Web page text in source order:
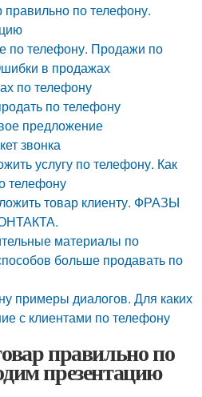
правильно по телефону.
по телефону. Продажи по
в продажах
по телефону
по телефону
предложение
звонка
услугу по телефону. Как
телефону
товар клиенту. ФРАЗЫ
материалы по
больше продавать по
примеры диалогов. Для каких
с клиентами по телефону
правильно по
презентацию